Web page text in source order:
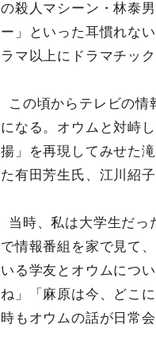
の殺人マシーン・林泰
ー」といった耳慣れな
ラマ以上にドラマチッ
この頃からテレビの情
になる。オウムと対峙
揚」を再現してみせた
た有田芳生氏、江川紹
当時、私は大学生だ
で情報番組を家で見て
いる学友とオウムにつ
ね」「麻原は今、どこ
時もオウムの話が日常